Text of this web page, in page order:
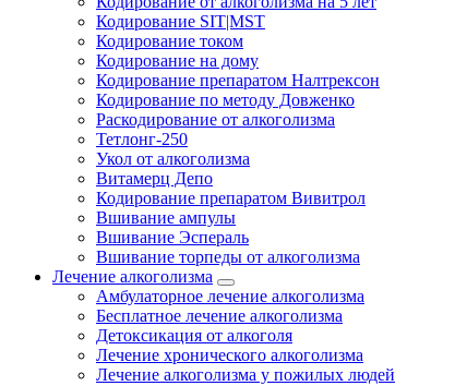
Кодирование SIT|MST
Кодирование током
Кодирование на дому
Кодирование препаратом Налтрексон
Кодирование по методу Довженко
Раскодирование от алкоголизма
Тетлонг-250
Укол от алкоголизма
Витамерц Депо
Кодирование препаратом Вивитрол
Вшивание ампулы
Вшивание Эспераль
Вшивание торпеды от алкоголизма
Лечение алкоголизма
Амбулаторное лечение алкоголизма
Бесплатное лечение алкоголизма
Детоксикация от алкоголя
Лечение хронического алкоголизма
Лечение алкоголизма у пожилых людей